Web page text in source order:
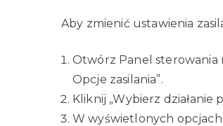
Aby zmienić ustawienia
Otwórz Panel sterowania
Opcje zasilania”.
Kliknij „Wybierz działanie
W wyświetlonych opcjach